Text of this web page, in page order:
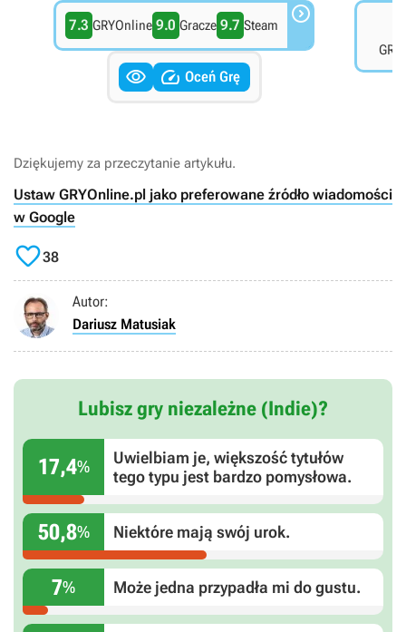
7.3 GRYOnline 9.0 Gracze 9.7 Steam 
  Oceń Grę
Dziękujemy za przeczytanie artykułu.
Ustaw GRYOnline.pl jako preferowane źródło wiadomości
w Google
38
Autor:
Dariusz Matusiak
Lubisz gry niezależne (Indie)?
17,4%
Uwielbiam je, większość tytułów
tego typu jest bardzo pomysłowa.
50,8% Niektóre mają swój urok.
7% Może jedna przypadła mi do gustu.